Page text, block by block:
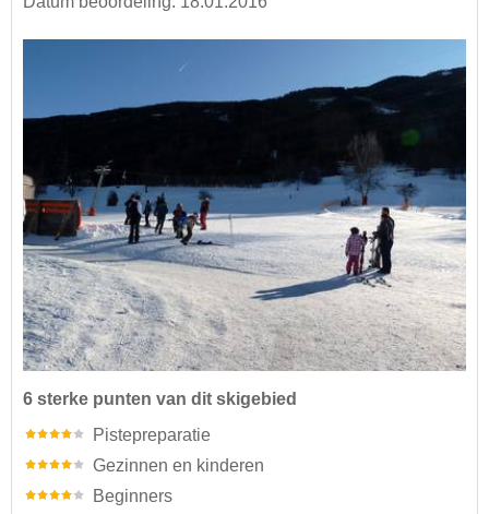
6 sterke punten van dit skigebied
Pistepreparatie
Gezinnen en kinderen
Beginners